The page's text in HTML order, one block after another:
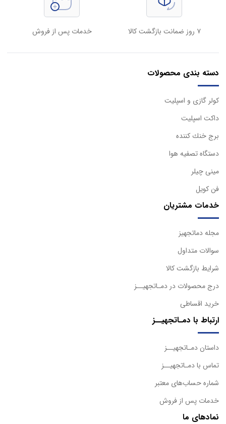
۷ روز ضمانت بازگشت کالا خدمات پس از فروش
دسته بندی محصولات
كولر گازی و اسپليت
داكت اسپليت
برج خنك كننده
دستگاه تصفيه هوا
مینی چیلر
فن کویل
خدمات مشتریان
مجله دماتجهیز
سوالات متداول
شرایط بازگشت کالا
درج محصولات در دمـاتجهیــز
خرید اقساطی
ارتباط با دمـاتجهیــز
داستان دمـاتجهیــز
تماس با دمـاتجهیــز
شماره حساب‌های معتبر
خدمات پس از فروش
نمادهای ما